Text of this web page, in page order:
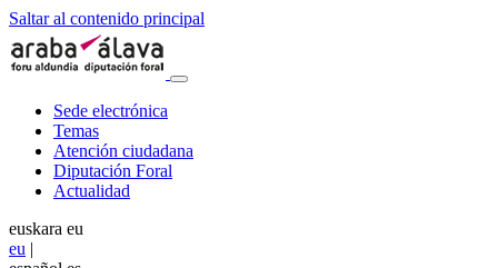
Saltar al contenido principal
Sede electrónica
Temas
Atención ciudadana
Diputación Foral
Actualidad
euskara eu
eu |